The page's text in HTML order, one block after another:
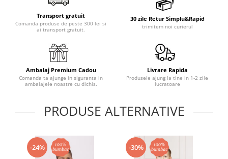
Transport gratuit
Comanda produse de peste 300 lei si
ai transport gratuit.
30 zile Retur Simplu&Rapid
trimitem noi curierul
Ambalaj Premium Cadou
Comanda ta ajunge in siguranta in
ambalajele noastre cu dichis.
Livrare Rapida
Produsele ajung la tine in 1-2 zile
lucratoare
PRODUSE ALTERNATIVE
-24% -30%